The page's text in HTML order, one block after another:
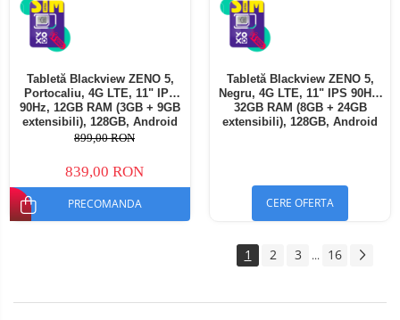
Tabletă Blackview ZENO 5,
Portocaliu, 4G LTE, 11" IPS
90Hz, 12GB RAM (3GB + 9GB
extensibili), 128GB, Android
16, Unisoc T7250, 8300mAh,
SIM
899,00 RON
839,00 RON
PRECOMANDA
Tabletă Blackview ZENO 5,
Negru, 4G LTE, 11" IPS 90Hz,
32GB RAM (8GB + 24GB
extensibili), 128GB, Android
CERE OFERTA
1 2 3 ... 16